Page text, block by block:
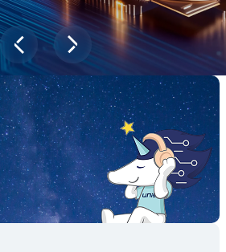
놓을 2045년 대한민국
가기